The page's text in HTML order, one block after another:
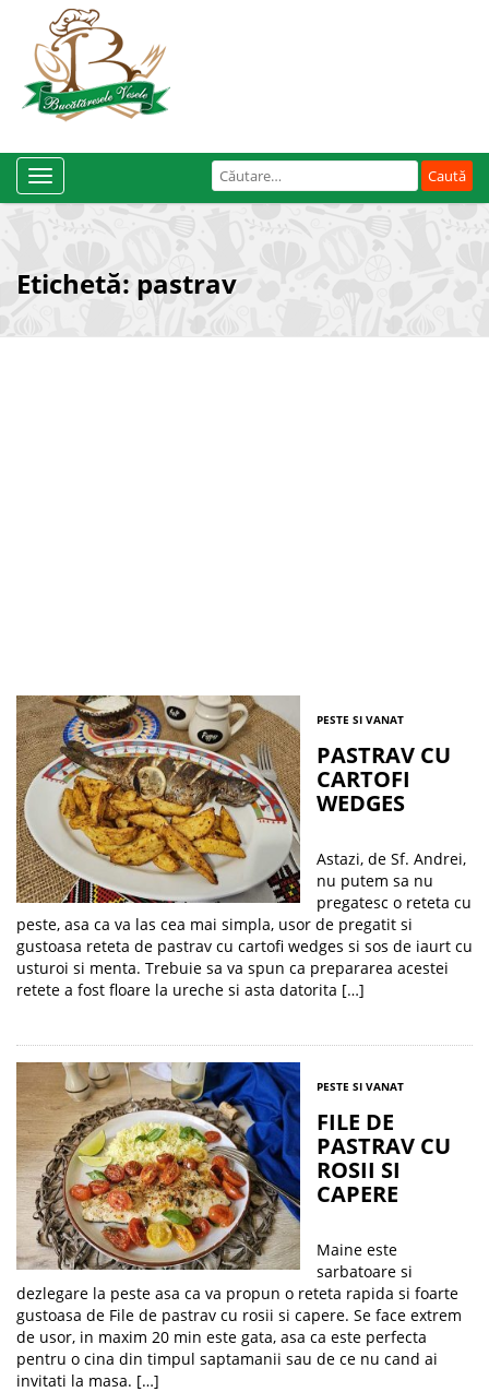
Caută
după:
Toggle
Navigation
Etichetă: pastrav
PESTE SI VANAT
PASTRAV CU
CARTOFI
WEDGES
Astazi, de Sf. Andrei,
nu putem sa nu
pregatesc o reteta cu
peste, asa ca va las cea mai simpla, usor de pregatit si
gustoasa reteta de pastrav cu cartofi wedges si sos de iaurt cu
usturoi si menta. Trebuie sa va spun ca prepararea acestei
retete a fost floare la ureche si asta datorita […]
PESTE SI VANAT
FILE DE
PASTRAV CU
ROSII SI
CAPERE
Maine este
sarbatoare si
dezlegare la peste asa ca va propun o reteta rapida si foarte
gustoasa de File de pastrav cu rosii si capere. Se face extrem
de usor, in maxim 20 min este gata, asa ca este perfecta
pentru o cina din timpul saptamanii sau de ce nu cand ai
invitati la masa. […]